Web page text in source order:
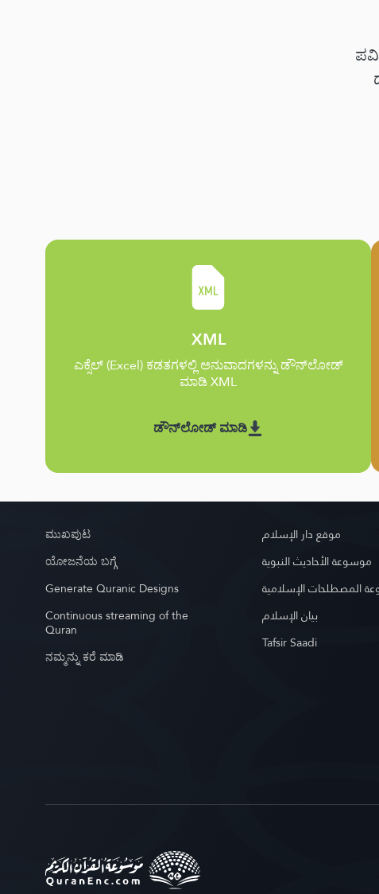
XML
ಎಕ್ಸೆಲ್ (Excel) ಕಡತಗಳಲ್ಲಿ ಅನುವಾದಗಳನ್ನು ಡೌನ್‌ಲೋಡ್
ಮಾಡಿ XML
ಡೌನ್‌ಲೋಡ್ ಮಾಡಿ
ಮುಖಪುಟ
ಯೋಜನೆಯ ಬಗ್ಗೆ
Generate Quranic Designs
Continuous streaming of the
Quran
ನಮ್ಮನ್ನು ಕರೆ ಮಾಡಿ
موقع دار الإسلام
موسوعة الأحاديث النبوية
المصطلحات الإسلامية
بيان الإسلام
Tafsir Saadi